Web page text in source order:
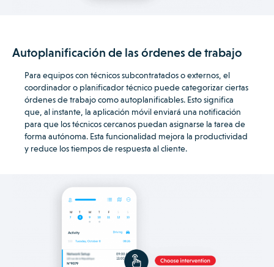
Autoplanificación de las órdenes de trabajo
Para equipos con técnicos subcontratados o externos, el
coordinador o planificador técnico puede categorizar ciertas
órdenes de trabajo como autoplanificables. Esto significa
que, al instante, la aplicación móvil enviará una notificación
para que los técnicos cercanos puedan asignarse la tarea de
forma autónoma. Esta funcionalidad mejora la productividad
y reduce los tiempos de respuesta al cliente.